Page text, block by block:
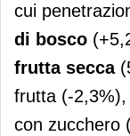
cui
di bosco
frutta secca
frutta (-
con zucchero